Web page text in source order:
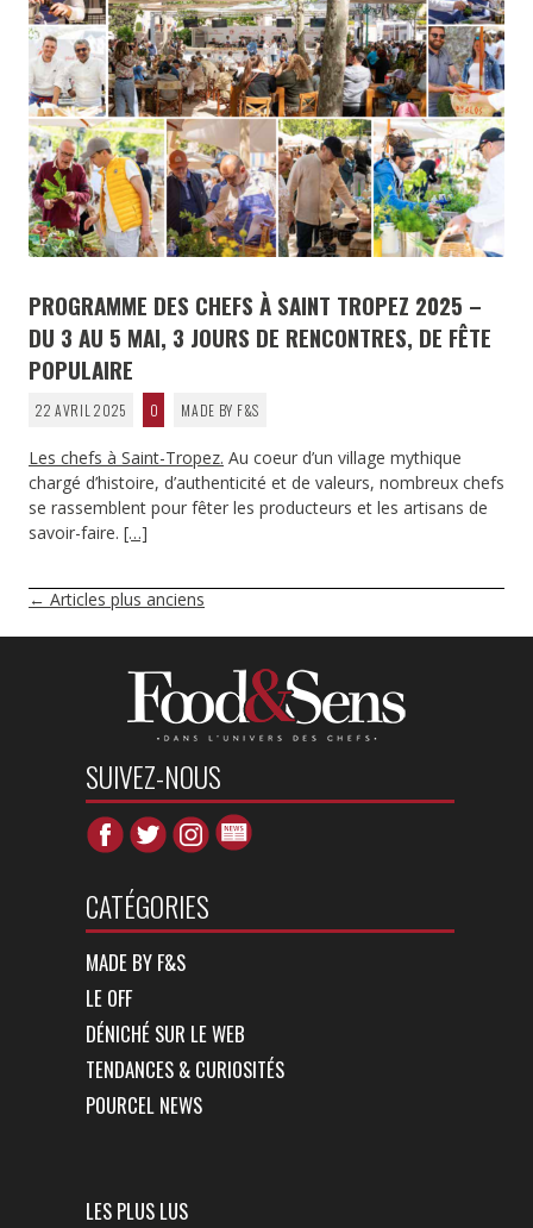
PROGRAMME DES CHEFS À SAINT TROPEZ 2025 –
DU 3 AU 5 MAI, 3 JOURS DE RENCONTRES, DE FÊTE
POPULAIRE
22 AVRIL 2025 0 MADE BY F&S
Les chefs à Saint-Tropez. Au coeur d’un village mythique
chargé d’histoire, d’authenticité et de valeurs, nombreux chefs
se rassemblent pour fêter les producteurs et les artisans de
savoir-faire. […]
NAVIGATION
DES
← Articles plus anciens
SUIVEZ-NOUS
CATÉGORIES
MADE BY F&S
LE OFF
DÉNICHÉ SUR LE WEB
TENDANCES & CURIOSITÉS
POURCEL NEWS
LES PLUS LUS